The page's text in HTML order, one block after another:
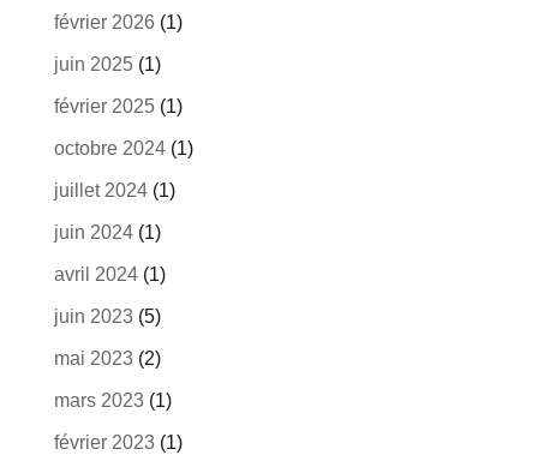
février 2026 (1)
juin 2025(1)
février 2025(1)
octobre 2024(1)
juillet 2024(1)
juin 2024(1)
avril 2024(1)
juin 2023(5)
mai 2023(2)
mars 2023(1)
février 2023(1)